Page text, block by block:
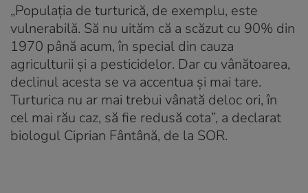
„Populația de turturică, de exemplu, este
vulnerabilă. Să nu uităm că a scăzut cu 90% din
1970 până acum, în special din cauza
agriculturii și a pesticidelor. Dar cu vânătoarea,
declinul acesta se va accentua și mai tare.
Turturica nu ar mai trebui vânată deloc ori, în
cel mai rău caz, să fie redusă cota”, a declarat
biologul Ciprian Fântână, de la SOR.